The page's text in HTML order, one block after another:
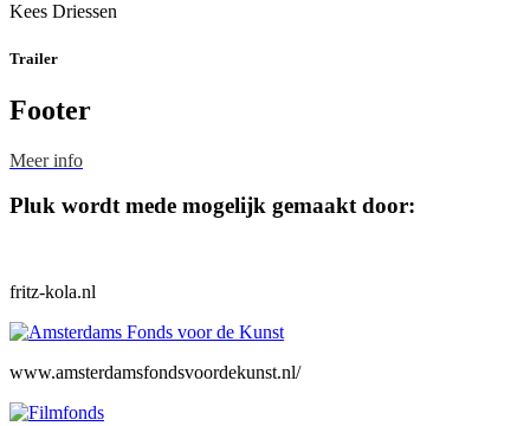
Kees Driessen
Trailer
Footer
Meer info
Pluk wordt mede mogelijk gemaakt door:
fritz-kola.nl
www.amsterdamsfondsvoordekunst.nl/